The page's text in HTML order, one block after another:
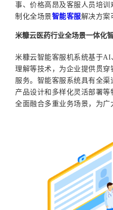
事、价格高昂及客服人员培训
制化全场景智能客服解决方案
米糠云医药行业全场景一体化
米糠云智能客服机系统基于AI
理解等技术，为企业提供贯
服务。智能客服系统具有全
产品设计和多样化灵活部署等
全面融合多重业务场景，为广